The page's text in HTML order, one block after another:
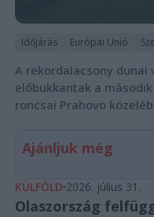
Időjárás Európai Unió
A rekordalacsony
előbukkantak a
roncsai Prahovo
Ajánljuk még
KÜLFÖLD 2026. július 31.
Olaszország